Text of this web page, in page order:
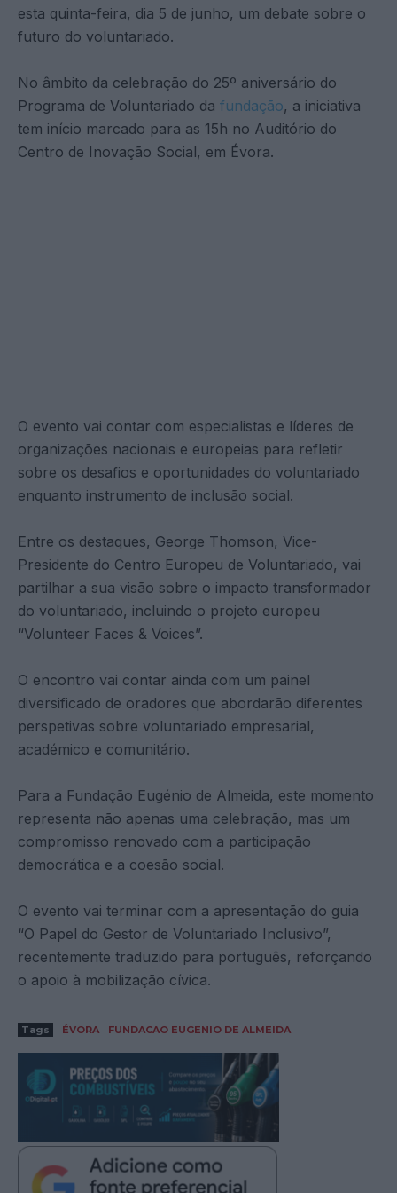
esta quinta-feira, dia 5 de junho, um debate sobre o
futuro do voluntariado.
No âmbito da celebração do 25º aniversário do
Programa de Voluntariado da fundação, a iniciativa
tem início marcado para as 15h no Auditório do
Centro de Inovação Social, em Évora.
O evento vai contar com especialistas e líderes de
organizações nacionais e europeias para refletir
sobre os desafios e oportunidades do voluntariado
enquanto instrumento de inclusão social.
Entre os destaques, George Thomson, Vice-
Presidente do Centro Europeu de Voluntariado, vai
partilhar a sua visão sobre o impacto transformador
do voluntariado, incluindo o projeto europeu
“Volunteer Faces & Voices”.
O encontro vai contar ainda com um painel
diversificado de oradores que abordarão diferentes
perspetivas sobre voluntariado empresarial,
académico e comunitário.
Para a Fundação Eugénio de Almeida, este momento
representa não apenas uma celebração, mas um
compromisso renovado com a participação
democrática e a coesão social.
O evento vai terminar com a apresentação do guia
“O Papel do Gestor de Voluntariado Inclusivo”,
recentemente traduzido para português, reforçando
o apoio à mobilização cívica.
Tags ÉVORA FUNDACAO EUGENIO DE ALMEIDA